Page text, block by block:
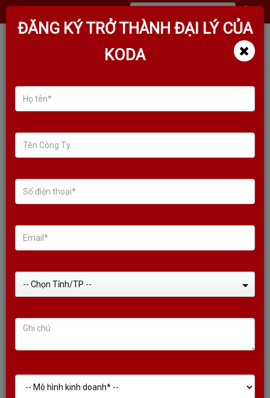
TÌM KIẾM SẢN PHẨM
Sale!
VANG SỐ KODA S950 PRO (2022), CÔNG NGHỆ K-FLASH ĐỘC
QUYỀN
ĐĂNG KÝ TRỞ THÀNH ĐẠI LÝ CỦA
KODA
-- Chọn Tỉnh/TP --